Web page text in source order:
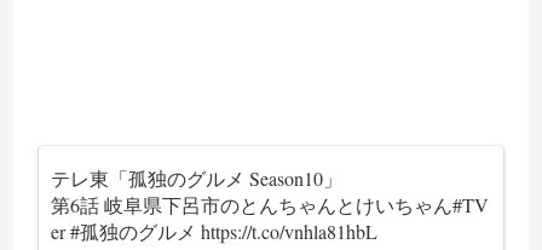
テレ東「孤独のグルメ Season10」
第6話 岐阜県下呂市のとんちゃんとけいちゃん#TV
er#孤独のグルメ https://t.co/vnhla81hbL